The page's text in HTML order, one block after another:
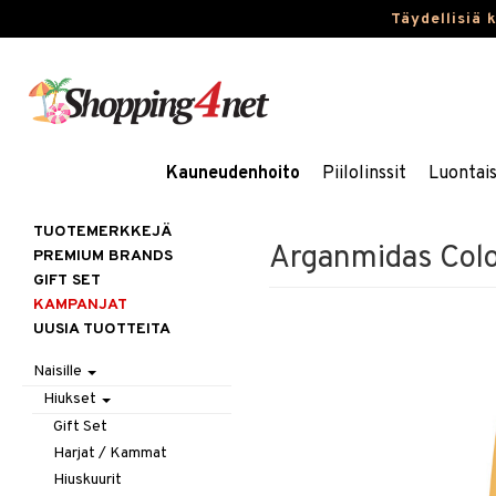
Täydellisiä
Kauneudenhoito Piilolinssit
Arganmidas
TUOTEMERKKEJÄ
PREMIUM BRANDS
GIFT SET
KAMPANJAT
UUSIA TUOTTEITA
Naisille
Hiukset
Gift Set
Harjat / Kammat
Hiuskuurit